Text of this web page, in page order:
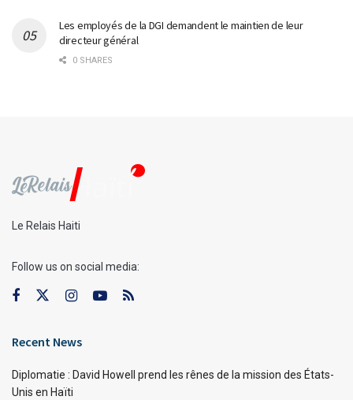
Les employés de la DGI demandent le maintien de leur
directeur général
0 SHARES
Le Relais Haiti
Follow us on social media:
Recent News
Diplomatie : David Howell prend les rênes de la mission des États-
Unis en Haïti